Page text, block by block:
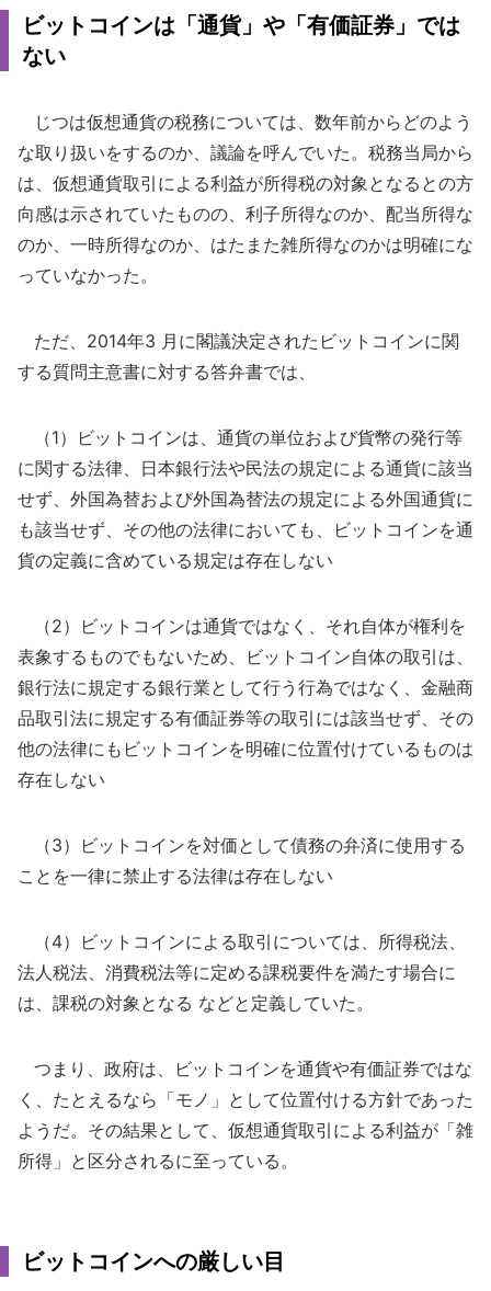
ビットコインは「通貨」や「有価証券」では
ない
じつは仮想通貨の税務については、数年前からどのよう
な取り扱いをするのか、議論を呼んでいた。税務当局から
は、仮想通貨取引による利益が所得税の対象となるとの方
向感は示されていたものの、利子所得なのか、配当所得な
のか、一時所得なのか、はたまた雑所得なのかは明確にな
っていなかった。
ただ、2014年3 月に閣議決定されたビットコインに関
する質問主意書に対する答弁書では、
（1）ビットコインは、通貨の単位および貨幣の発行等
に関する法律、日本銀行法や民法の規定による通貨に該当
せず、外国為替および外国為替法の規定による外国通貨に
も該当せず、その他の法律においても、ビットコインを通
貨の定義に含めている規定は存在しない
（2）ビットコインは通貨ではなく、それ自体が権利を
表象するものでもないため、ビットコイン自体の取引は、
銀行法に規定する銀行業として行う行為ではなく、金融商
品取引法に規定する有価証券等の取引には該当せず、その
他の法律にもビットコインを明確に位置付けているものは
存在しない
（3）ビットコインを対価として債務の弁済に使用する
ことを一律に禁止する法律は存在しない
（4）ビットコインによる取引については、所得税法、
法人税法、消費税法等に定める課税要件を満たす場合に
は、課税の対象となる などと定義していた。
つまり、政府は、ビットコインを通貨や有価証券ではな
く、たとえるなら「モノ」として位置付ける方針であった
ようだ。その結果として、仮想通貨取引による利益が「雑
所得」と区分されるに至っている。
ビットコインへの厳しい目